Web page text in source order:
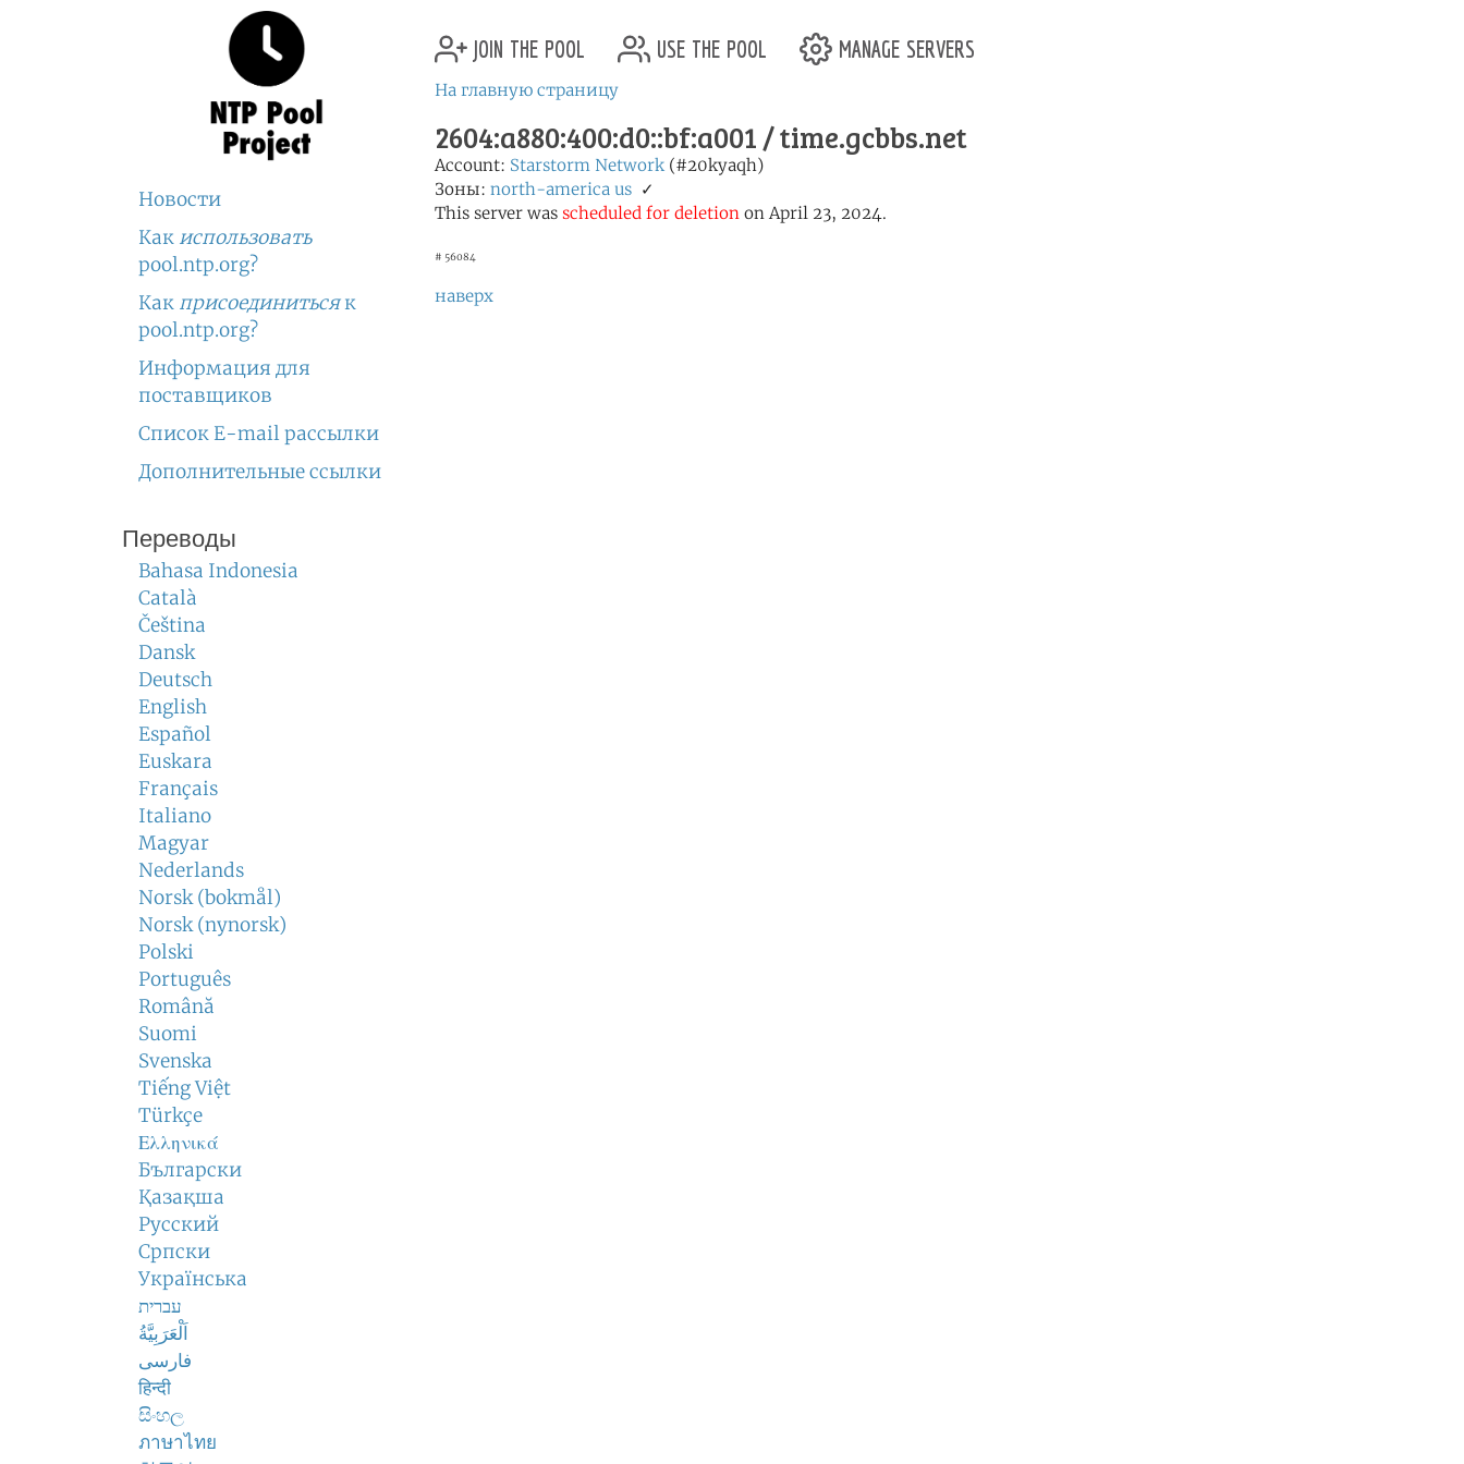
Новости
Как использовать
pool.ntp.org?
Как присоединитьсяк
pool.ntp.org?
Информация для
поставщиков
Список E-mail рассылки
Дополнительные ссылки
Переводы
Bahasa Indonesia
Català
Čeština
Dansk
Deutsch
English
Español
Euskara
Français
Italiano
Magyar
Nederlands
Norsk (bokmål)
Norsk (nynorsk)
Polski
Português
Română
Suomi
Svenska
Tiếng Việt
Türkçe
Ελληνικά
Български
Қазақша
Русский
Српски
Українська
עברית
اَلْعَرَبِيَّةُ
فارسی
हिन्दी
සිංහල
ภาษาไทย
join the pool use the pool manage servers
На главную страницу
2604:a880:400:d0::bf:a001 / time.gcbbs.net
Account: Starstorm Network (#20kyaqh)
Зоны: north-america us ✓
This server was scheduled for deletion on April 23, 2024.
# 56084
наверх